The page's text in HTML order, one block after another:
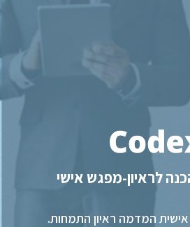
לראיון-מפגש אישי
אישית המדמה ראיון התמחות.